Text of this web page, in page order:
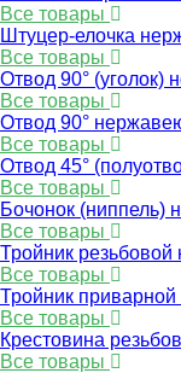
Все товары
Штуцер-елочка
Все товары
Отвод 90°
Все товары
Отвод 90°
Все товары
Отвод 45°
Все товары
Бочонок (ниппель)
Все товары
Тройник
Все товары
Тройник
Все товары
Крестовина
Все товары